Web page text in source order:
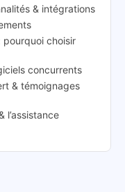
& intégrations
pourquoi choisir
concurrents
& témoignages
l’assistance